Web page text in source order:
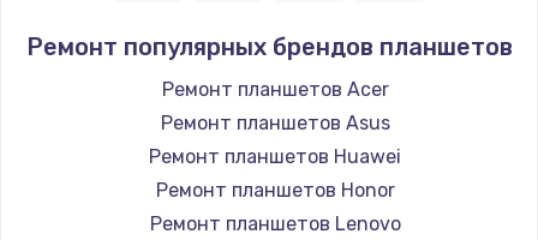
Настройка ОС
1090 руб.
Заказать
Ремонт подсветки
1200 руб.
Ремонт популярных брендов планшетов
Ремонт планшетов Acer
Ремонт планшетов Asus
Ремонт планшетов Huawei
Ремонт планшетов Honor
Ремонт планшетов Lenovo